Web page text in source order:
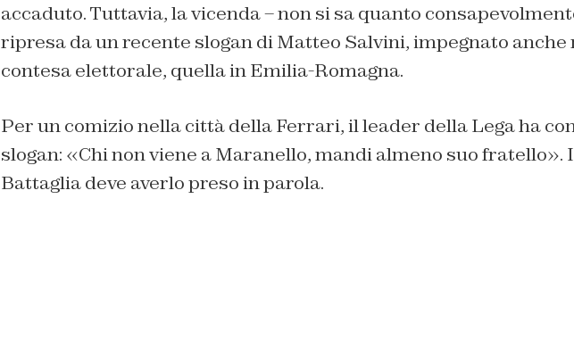
accaduto. Tuttavia, la vicenda – non si sa quanto
ripresa da un recente slogan di Matteo Salvini, impegnato anche
contesa elettorale, quella in Emilia-Romagna.
Per un comizio nella città della Ferrari, il leader della Lega ha
slogan: «Chi non viene a Maranello, mandi almeno suo fratello».
Battaglia deve averlo preso in parola.